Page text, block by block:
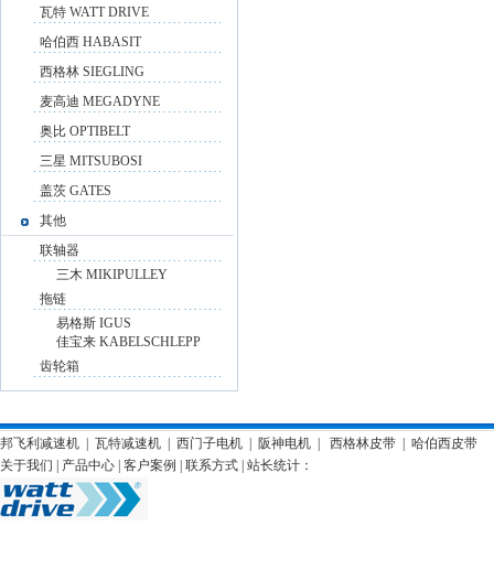
瓦特 WATT DRIVE
哈伯西 HABASIT
西格林 SIEGLING
麦高迪 MEGADYNE
奥比 OPTIBELT
三星 MITSUBOSI
盖茨 GATES
其他
联轴器
三木 MIKIPULLEY
拖链
易格斯 IGUS
佳宝来 KABELSCHLEPP
齿轮箱
邦飞利减速机 瓦特减速机 西门子电机 阪神电机 西格林皮带
哈伯西皮带
关于我们
产品中心 客户案例 联系方式 | 站长统计：